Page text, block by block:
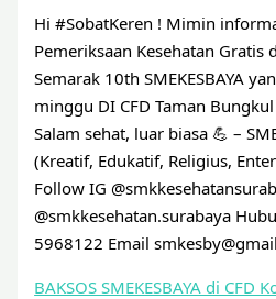
Hi #SobatKeren ! Mimin
Pemeriksaan Kesehatan Gratis
Semarak 10th SMEKESBAYA
minggu DI CFD Taman
Salam sehat, luar biasa 💪 –
(Kreatif, Edukatif, Religius,
Follow IG
@smkkesehatan.surabaya
5968122 Email
BAKSOS SMEKESBAYA di CFD